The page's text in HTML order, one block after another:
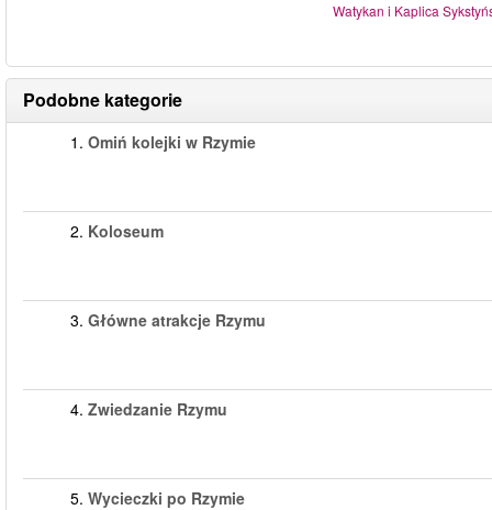
Watykan i Kaplica
Podobne kategorie
1. Omiń kolejki w Rzymie
2. Koloseum
3. Główne atrakcje Rzymu
4. Zwiedzanie Rzymu
5. Wycieczki po Rzymie